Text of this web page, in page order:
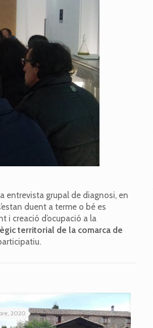
entrevista grupal de diagnosi, en
duent a terme o bé es
i creació d’ocupació a la
territorial de la comarca de
2020